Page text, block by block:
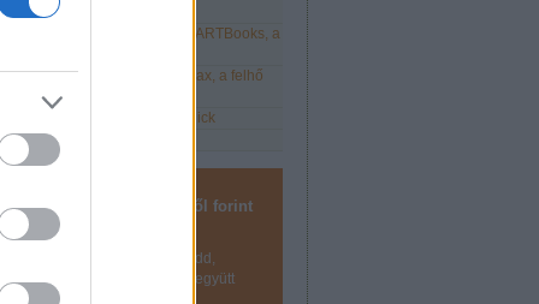
vállalkozás megoldások: SMARTBooks, a
vállalkozás megoldások: Relax, a felhő
könyvelőprogram
vállalkozás megoldások - Quick
...
hogy ötletemből forint
fel hírlevelünkre, hogy megtudd,
Tervezzük, és csináljuk meg együtt